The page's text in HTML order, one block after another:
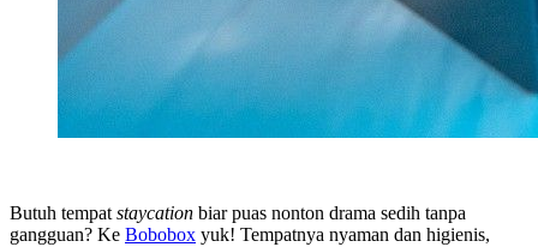
Butuh tempat staycation biar puas nonton drama sedih tanpa
gangguan? Ke Bobobox yuk! Tempatnya nyaman dan higienis,